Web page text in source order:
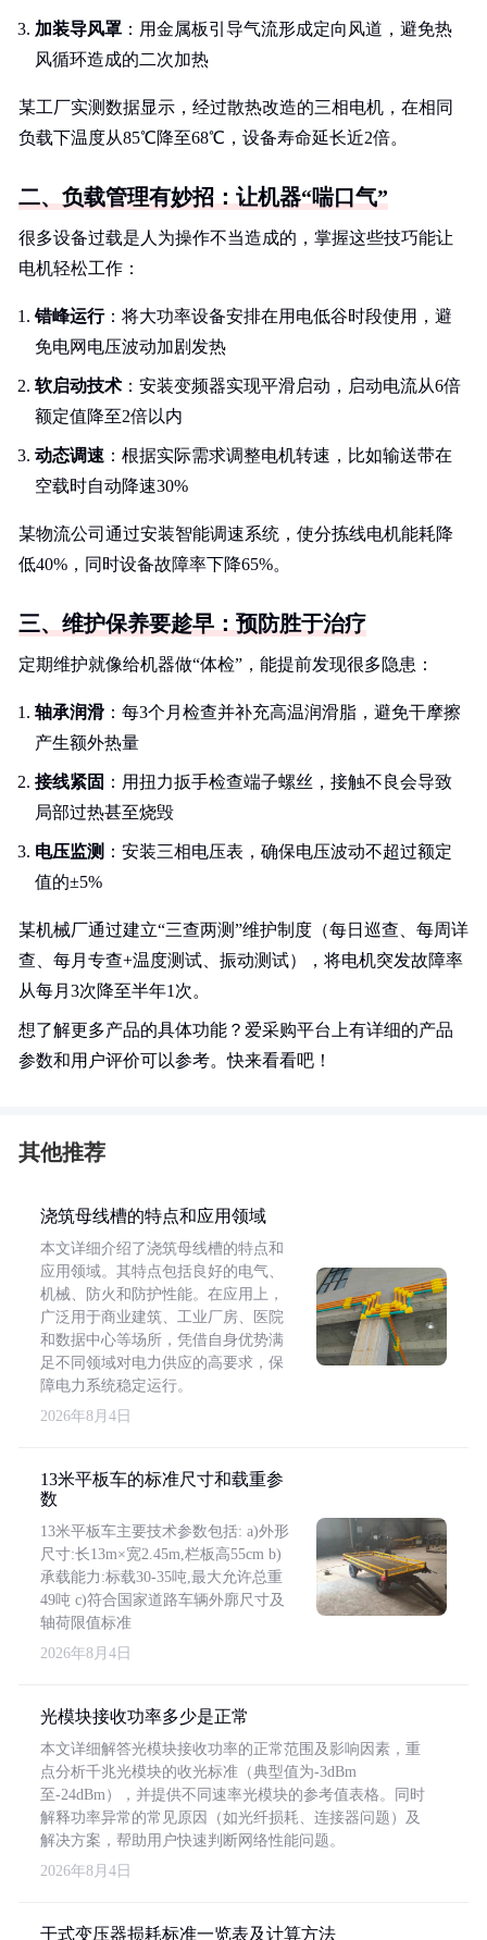
加装导风罩 ：用金属板引导气流形成定向风道，避免热
风循环造成的二次加热
某工厂实测数据显示，经过散热改造的三相电机，在相同
负载下温度从85℃降至68℃，设备寿命延长近2倍。
二、负载管理有妙招：让机器“喘口气”
很多设备过载是人为操作不当造成的，掌握这些技巧能让
电机轻松工作：
错峰运行：将大功率设备安排在用电低谷时段使用，避
免电网电压波动加剧发热
软启动技术 ：安装变频器实现平滑启动，启动电流从6倍
额定值降至2倍以内
动态调速 ：根据实际需求调整电机转速，比如输送带在
空载时自动降速30%
某物流公司通过安装智能调速系统，使分拣线电机能耗降
低40%，同时设备故障率下降65%。
三、维护保养要趁早：预防胜于治疗
定期维护就像给机器做“体检”，能提前发现很多隐患：
轴承润滑 ：每3个月检查并补充高温润滑脂，避免干摩擦
产生额外热量
接线紧固 ：用扭力扳手检查端子螺丝，接触不良会导致
局部过热甚至烧毁
电压监测 ：安装三相电压表，确保电压波动不超过额定
值的±5%
某机械厂通过建立“三查两测”维护制度（每日巡查、每周详
查、每月专查+温度测试、振动测试），将电机突发故障率
从每月3次降至半年1次。
想了解更多产品的具体功能？爱采购平台上有详细的产品
参数和用户评价可以参考。快来看看吧！
其他推荐
浇筑母线槽的特点和应用领域
本文详细介绍了浇筑母线槽的特点和
应用领域。其特点包括良好的电气、
机械、防火和防护性能。在应用上，
广泛用于商业建筑、工业厂房、医院
和数据中心等场所，凭借自身优势满
足不同领域对电力供应的高要求，保
障电力系统稳定运行。
2026年8月4日
13米平板车的标准尺寸和载重参
数
13米平板车主要技术参数包括: a)外形
尺寸:长13m×宽2.45m,栏板高55cm b)
承载能力:标载30-35吨,最大允许总重
49吨 c)符合国家道路车辆外廓尺寸及
轴荷限值标准
2026年8月4日
光模块接收功率多少是正常
本文详细解答光模块接收功率的正常范围及影响因素，重
点分析千兆光模块的收光标准（典型值为-3dBm
至-24dBm），并提供不同速率光模块的参考值表格。同时
解释功率异常的常见原因（如光纤损耗、连接器问题）及
解决方案，帮助用户快速判断网络性能问题。
2026年8月4日
干式变压器损耗标准一览表及计算方法